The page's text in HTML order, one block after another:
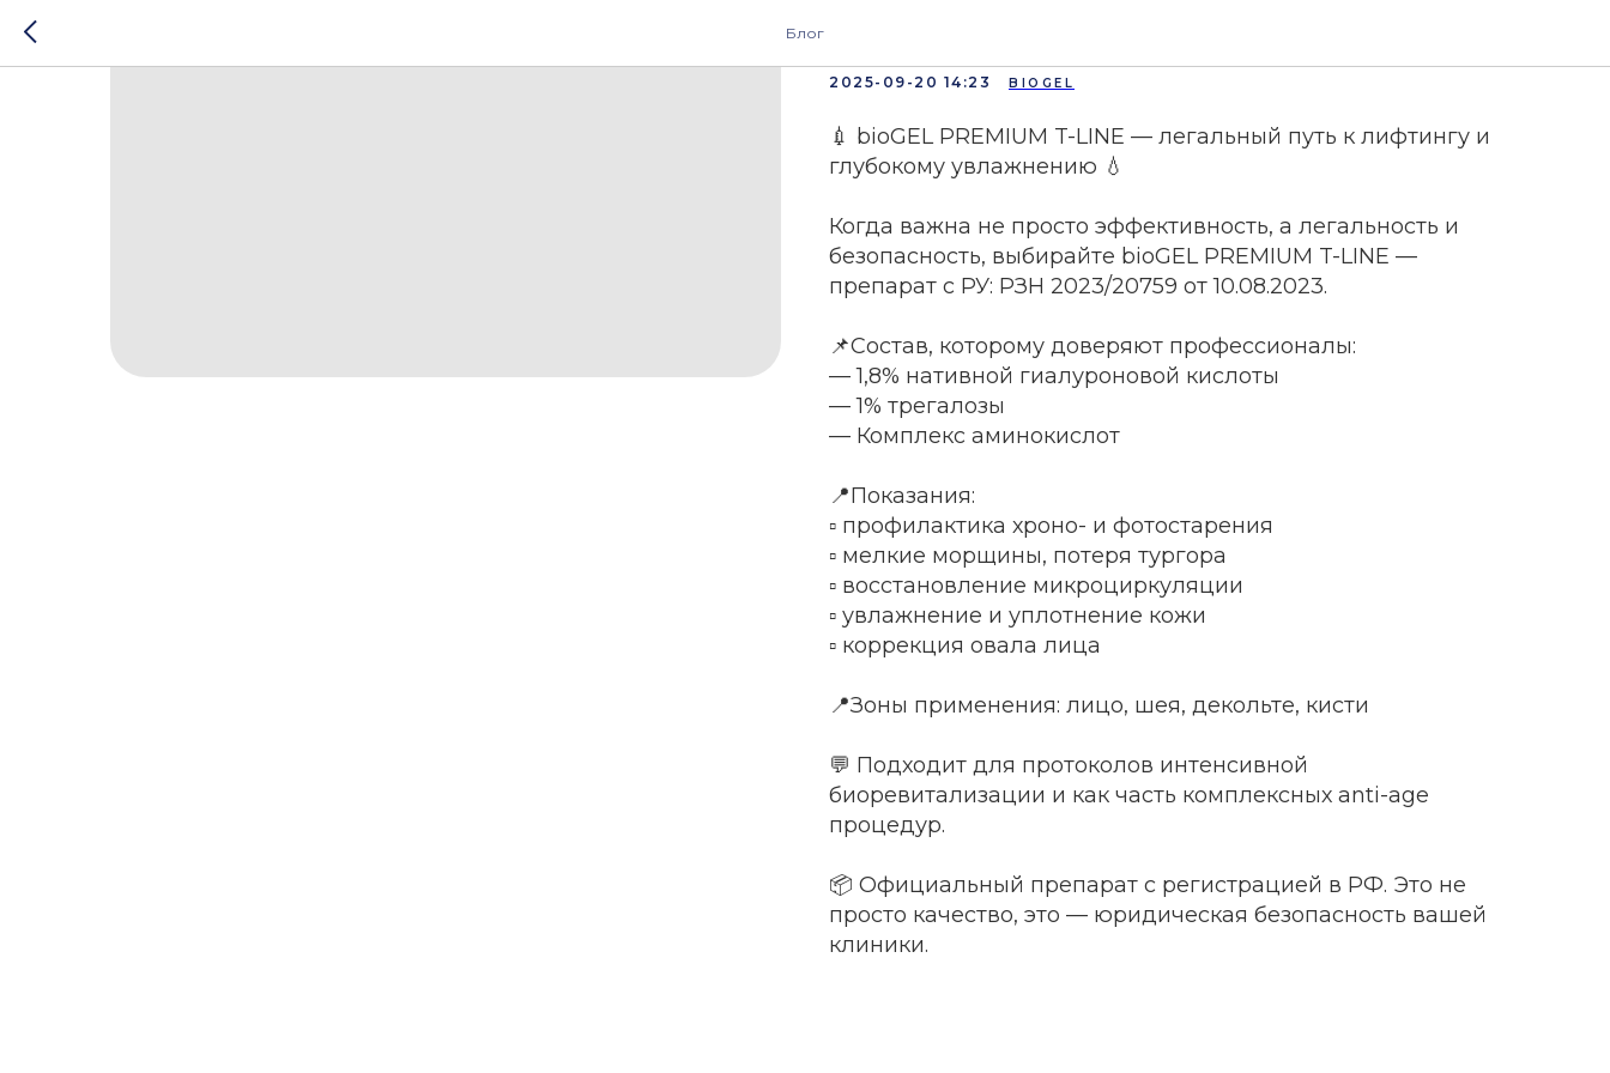
Блог
2025-09-20 14:23 BIOGEL
💉 bioGEL PREMIUM T-LINE — легальный путь к лифтингу и
глубокому увлажнению 💧
Когда важна не просто эффективность, а легальность и
безопасность, выбирайте bioGEL PREMIUM T-LINE —
препарат с РУ: РЗН 2023/20759 от 10.08.2023.
📌Состав, которому доверяют профессионалы:
— 1,8% нативной гиалуроновой кислоты
— 1% трегалозы
— Комплекс аминокислот
📍Показания:
▫️ профилактика хроно- и фотостарения
▫️ мелкие морщины, потеря тургора
▫️ восстановление микроциркуляции
▫️ увлажнение и уплотнение кожи
▫️ коррекция овала лица
📍Зоны применения: лицо, шея, декольте, кисти
💬 Подходит для протоколов интенсивной
биоревитализации и как часть комплексных anti-age
процедур.
📦 Официальный препарат с регистрацией в РФ. Это не
просто качество, это — юридическая безопасность вашей
клиники.